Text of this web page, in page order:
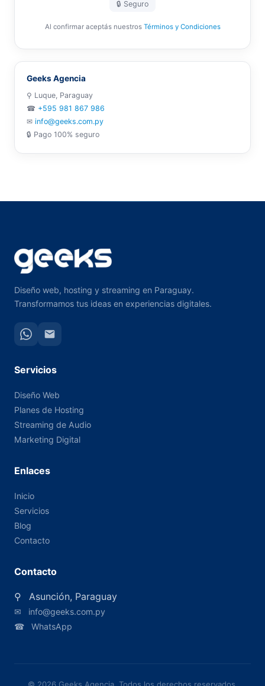
🔒 Seguro
Al confirmar aceptás nuestros Términos y Condiciones
Geeks Agencia
⚲ Luque, Paraguay
☎ +595 981 867 986
✉ info@geeks.com.py
🔒 Pago 100% seguro
Diseño web, hosting y streaming en Paraguay.
Transformamos tus ideas en experiencias digitales.
Servicios
Diseño Web
Planes de Hosting
Streaming de Audio
Marketing Digital
Enlaces
Inicio
Servicios
Blog
Contacto
Contacto
⚲ Asunción, Paraguay
✉
info@geeks.com.py
☎
WhatsApp